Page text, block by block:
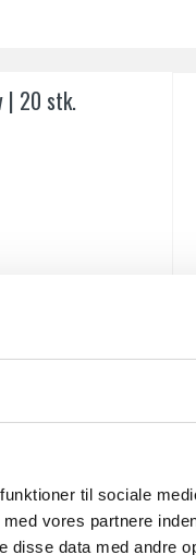
til sociale
vores partnere
disse data med andre
| 20 stk.